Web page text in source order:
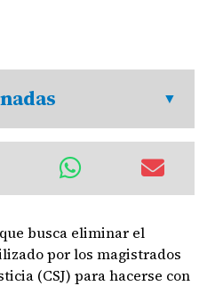
busca eliminar el
por los magistrados
(CSJ) para hacerse con